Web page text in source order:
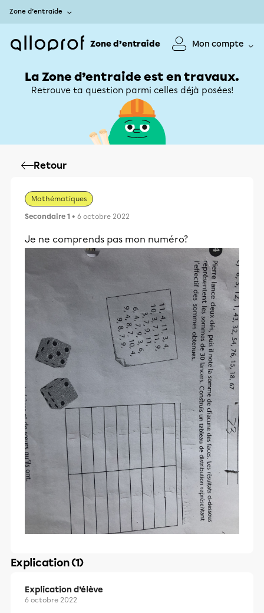
Zone d’entraide
Zone d’entraide Mon compte
La Zone d’entraide est en travaux.
Retrouve ta question parmi celles déjà posées!
Retour
Mathématiques
Secondaire 1 • 6 octobre 2022
Je ne comprends pas mon numéro?
Explication (1)
Explication d’élève
6 octobre 2022